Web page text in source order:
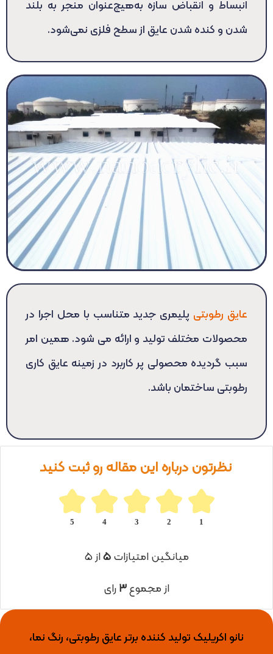
انبساط و انقباض سازه به‌هیچ‌عنوان منجر به بلند
شدن و کنده شدن عایق از سطح فلزی نمی‌شود.
عایق رطوبتی پلیمری جدید متناسب با محل اجرا در
محصولات مختلف تولید و ارائه می شود. همین امر
سبب گردیده محصولی پر کاربرد در زمینه عایق کاری
رطوبتی ساختمان باشد.
نظرتون درباره این مقاله رو ثبت کنید
5 4 3 2 1
میانگین امتیازات۵از ۵
از مجموع۳رای
نانو اکریلیک تولید کننده برتر عایق رطوبتی، رنگ نما،